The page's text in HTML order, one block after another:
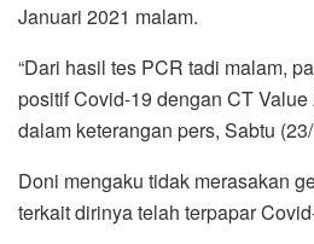
Januari 2021 malam.
“Dari hasil tes PCR tadi malam,
positif Covid-19 dengan CT Value
dalam keterangan pers, Sabtu
Doni mengaku tidak merasakan
terkait dirinya telah terpapar